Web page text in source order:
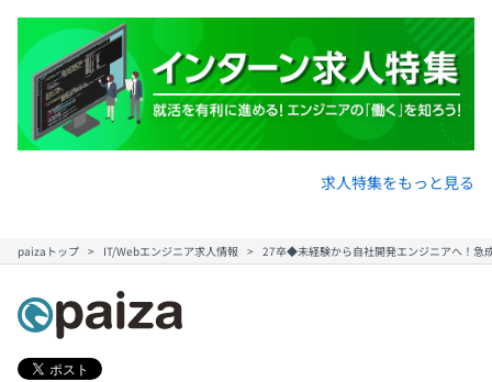
【開発エンジニアの人材育成に対応した各種制度】
有志による社内勉強会や、AWS認定資格取得のサポート
をおこなっています。
■ブラザーシステム
エンジニア経験者が1on1で指導、フォローします。教わ
■未経験者向けカリキュラム
Webアプリ、スマホ、クラウドなど事業部の開発内容に対
応した実践的カリキュラムを完備しています。
■トレーニング費用支給
求人特集をもっと見る
paizaトップ IT/Webエンジニア求人情報 27卒◆未経験から自社開発エンジニアへ！急